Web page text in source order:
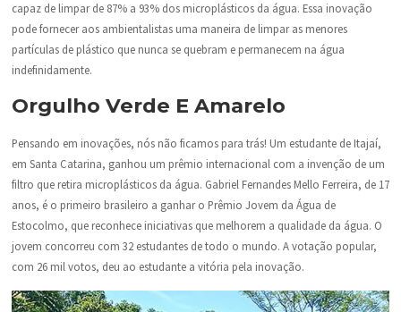
capaz de limpar de 87% a 93% dos microplásticos da água. Essa inovação
pode fornecer aos ambientalistas uma maneira de limpar as menores
partículas de plástico que nunca se quebram e permanecem na água
indefinidamente.
Orgulho Verde E Amarelo
Pensando em inovações, nós não ficamos para trás! Um estudante de Itajaí,
em Santa Catarina, ganhou um prêmio internacional com a invenção de um
filtro que retira microplásticos da água. Gabriel Fernandes Mello Ferreira, de 17
anos, é o primeiro brasileiro a ganhar o Prêmio Jovem da Água de
Estocolmo, que reconhece iniciativas que melhorem a qualidade da água. O
jovem concorreu com 32 estudantes de todo o mundo. A votação popular,
com 26 mil votos, deu ao estudante a vitória pela inovação.